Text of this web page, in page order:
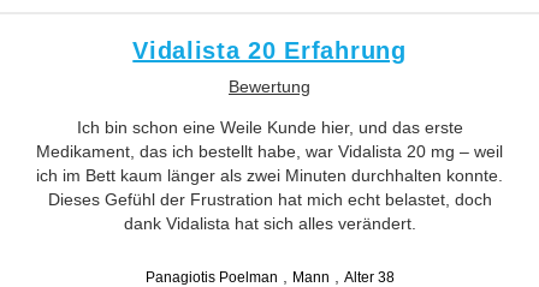
Vidalista 20 Erfahrung
Bewertung
Ich bin schon eine Weile Kunde hier, und das erste
Medikament, das ich bestellt habe, war Vidalista 20 mg – weil
ich im Bett kaum länger als zwei Minuten durchhalten konnte.
Dieses Gefühl der Frustration hat mich echt belastet, doch
dank Vidalista hat sich alles verändert.
Panagiotis Poelman Mann
Alter 38